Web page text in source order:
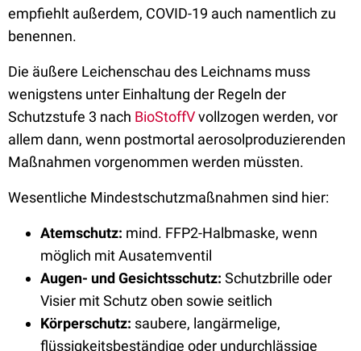
empfiehlt außerdem, COVID-19 auch namentlich zu
benennen.
Die äußere Leichenschau des Leichnams muss
wenigstens unter Einhaltung der Regeln der
Schutzstufe 3 nach BioStoffVvollzogen werden, vor
allem dann, wenn postmortal aerosolproduzierenden
Maßnahmen vorgenommen werden müssten.
Wesentliche Mindestschutzmaßnahmen sind hier:
Atemschutz: mind. FFP2-Halbmaske, wenn
möglich mit Ausatemventil
Augen- und Gesichtsschutz: Schutzbrille oder
Visier mit Schutz oben sowie seitlich
Körperschutz: saubere, langärmelige,
flüssigkeitsbeständige oder undurchlässige